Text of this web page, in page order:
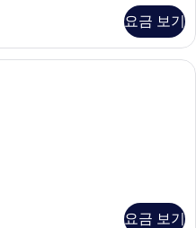
요금 보기
객실 내 금고, 암막 커튼, 다리미/다리
요금 보기